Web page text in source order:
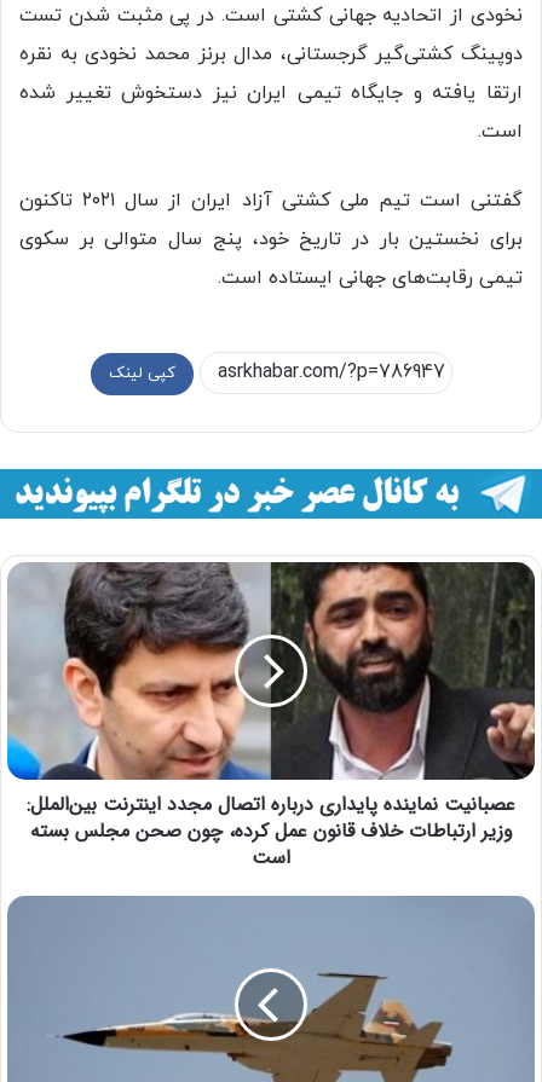
نخودی از اتحادیه جهانی کشتی است. در پی مثبت شدن تست
دوپینگ کشتی‌گیر گرجستانی، مدال برنز محمد نخودی به نقره
ارتقا یافته و جایگاه تیمی ایران نیز دستخوش تغییر شده
است.
گفتنی است تیم ملی کشتی آزاد ایران از سال ۲۰۲۱ تاکنون
برای نخستین بار در تاریخ خود، پنج سال متوالی بر سکوی
تیمی رقابت‌های جهانی ایستاده است.
کپی لینک
عصبانیت نماینده پایداری درباره اتصال مجدد اینترنت بین‌الملل:
وزیر ارتباطات خلاف قانون عمل کرده، چون صحن مجلس بسته
است